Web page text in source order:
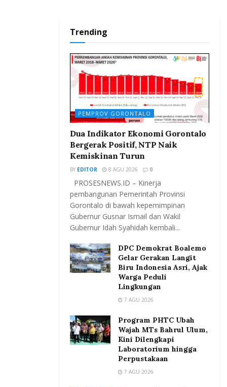
Trending
PEMPROV GORONTALO
Dua Indikator Ekonomi Gorontalo
Bergerak Positif, NTP Naik
Kemiskinan Turun
BY EDITOR 8 AGU 2026 0
PROSESNEWS.ID – Kinerja
pembangunan Pemerintah Provinsi
Gorontalo di bawah kepemimpinan
Gubernur Gusnar Ismail dan Wakil
Gubernur Idah Syahidah kembali...
DPC Demokrat Boalemo
Gelar Gerakan Langit
Biru Indonesia Asri, Ajak
Warga Peduli
Lingkungan
7 AGU 2026
Program PHTC Ubah
Wajah MTs Bahrul Ulum,
Kini Dilengkapi
Laboratorium hingga
Perpustakaan
7 AGU 2026